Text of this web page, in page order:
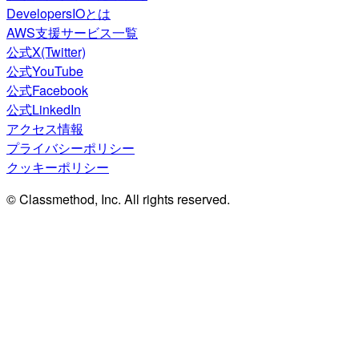
DevelopersIOとは
AWS支援サービス一覧
公式X(Twitter)
公式YouTube
公式Facebook
公式LinkedIn
アクセス情報
プライバシーポリシー
クッキーポリシー
© Classmethod, Inc. All rights reserved.